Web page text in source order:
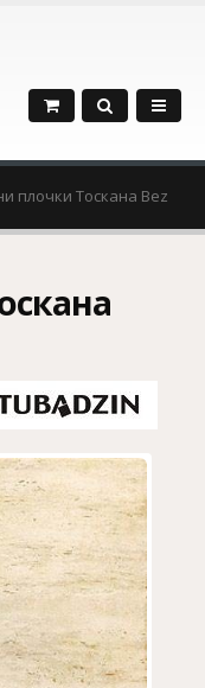
плочки Тоскана Bez